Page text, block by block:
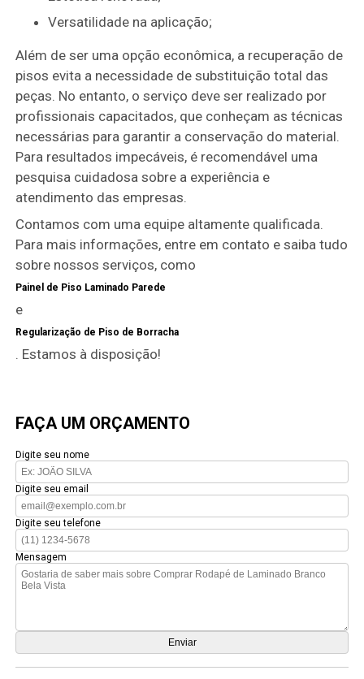
Versatilidade na aplicação;
Além de ser uma opção econômica, a recuperação de
pisos evita a necessidade de substituição total das
peças. No entanto, o serviço deve ser realizado por
profissionais capacitados, que conheçam as técnicas
necessárias para garantir a conservação do material.
Para resultados impecáveis, é recomendável uma
pesquisa cuidadosa sobre a experiência e
atendimento das empresas.
Contamos com uma equipe altamente qualificada.
Para mais informações, entre em contato e saiba tudo
sobre nossos serviços, como
Painel de Piso Laminado Parede
e
Regularização de Piso de Borracha
. Estamos à disposição!
FAÇA UM ORÇAMENTO
Digite seu nome
Digite seu email
Digite seu telefone
Mensagem